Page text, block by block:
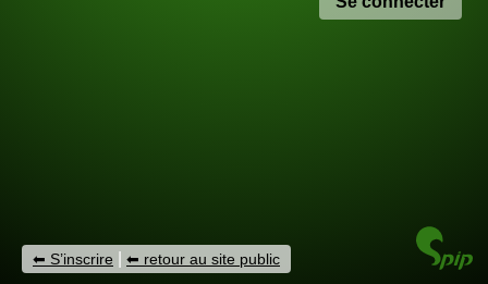
S’inscrire retour au site public